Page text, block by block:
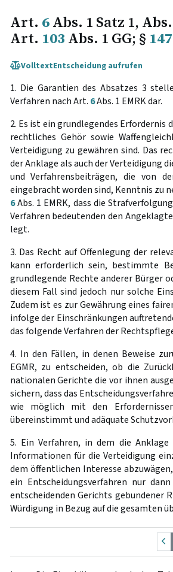
Art. 6Abs. 1 Satz 1,
Art. 103 Abs. 1 GG; § 147
VolltextEntscheidung aufrufen
1. Die Garantien des Absatzes 3
Verfahren nach Art. 6Abs. 1 EMRK dar.
2. Es ist ein grundlegendes Erfordernis
rechtliches Gehör sowie
Verteidigung zu gewähren sind. Das
der Anklage als auch der Verteidigung
und Verfahrensbeiträgen, die von
eingebracht worden sind, Kenntnis zu
6Abs. 1 EMRK, dass die
Verfahren bedeutenden den
legt.
3. Das Recht auf Offenlegung der
kann erforderlich sein, bestimmte
grundlegende Rechte anderer Bürger
diesem Fall sind jedoch nur solche
Zudem ist es zur Gewährung eines
infolge der Einschränkungen
das folgende Verfahren der
4. In den Fällen, in denen Beweise
EGMR, zu entscheiden, ob die
nationalen Gerichte die vor ihnen
sichern, dass das
wie möglich mit den
übereinstimmt und adäquate
5. Ein Verfahren, in dem die
Informationen für die Verteidigung
dem öffentlichen Interesse
ein Entscheidungsverfahren nur
entscheidenden Gerichts gebundener
Würdigung in Bezug auf die gesamten